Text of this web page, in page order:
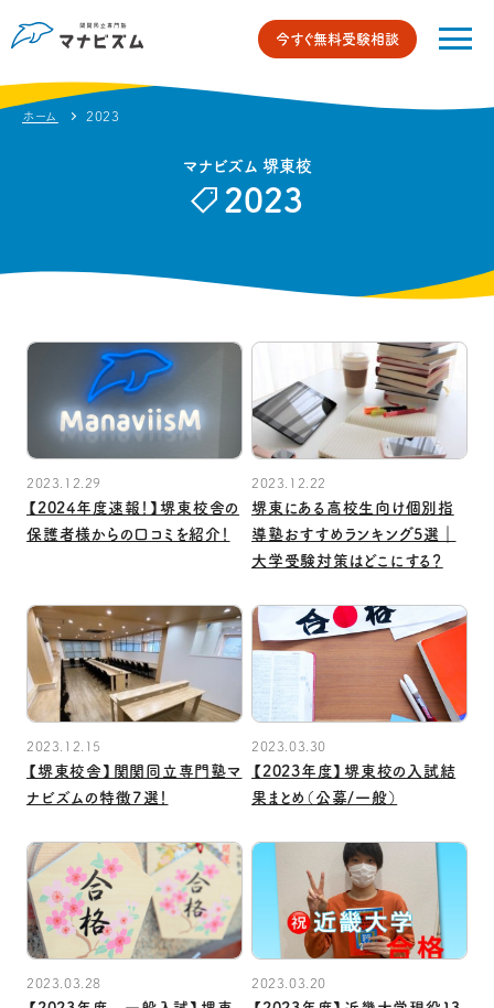
今すぐ無料受験相談
ホーム 2023
マナビズム 堺東校
2023
2023.12.29
【2024年度速報！】堺東校舎の
保護者様からの口コミを紹介！
2023.12.22
堺東にある高校生向け個別指
導塾おすすめランキング5選｜
大学受験対策はどこにする？
2023.12.15
【堺東校舎】関関同立専門塾マ
ナビズムの特徴７選！
2023.03.30
【2023年度】堺東校の入試結
果まとめ（公募/一般）
2023.03.28 2023.03.20